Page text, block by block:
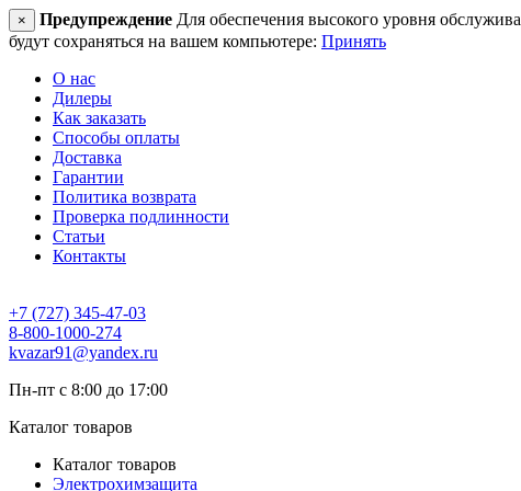
× Предупреждение Для обеспечения высокого уровня
будут сохраняться на вашем компьютере: Принять
О нас
Дилеры
Как заказать
Способы оплаты
Доставка
Гарантии
Политика возврата
Проверка подлинности
Статьи
Контакты
+7 (727) 345-47-03
8-800-1000-274
kvazar91@yandex.ru
Пн-пт с 8:00 до 17:00
Каталог товаров
Каталог товаров
Электрохимзащита